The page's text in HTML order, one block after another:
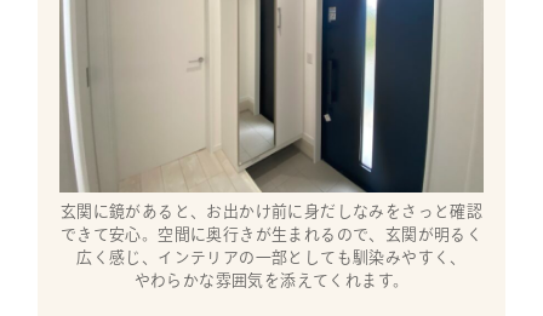
玄関に鏡があると、お出かけ前に身だしなみをさっと確認
できて安心。空間に奥行きが生まれるので、玄関が明るく
広く感じ、インテリアの一部としても馴染みやすく、
やわらかな雰囲気を添えてくれます。